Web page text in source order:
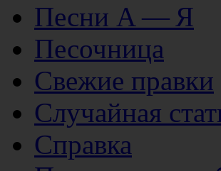
Песни А — Я
Песочница
Свежие правки
Случайная
Справка